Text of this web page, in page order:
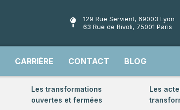
129 Rue Servient, 69003 Lyon
63 Rue de Rivoli, 75001 Paris
CARRIÈRE CONTACT BLOG
Les transformations
ouvertes et fermées
Les